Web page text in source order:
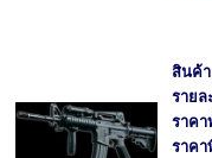
สินค้า
รายล
ราคา
ราคา